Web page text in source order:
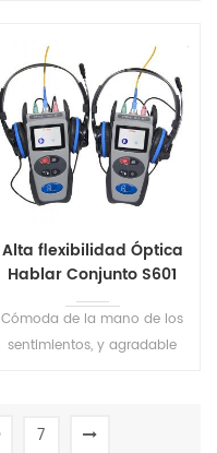
Alta flexibilidad Óptica
Hablar Conjunto S601
Cómoda de la mano de los
sentimientos, y agradable
de conexión y bajo ruido de
7